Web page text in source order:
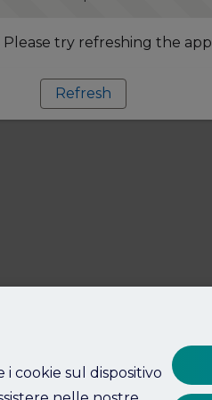
try refreshing the app
Refresh
cookie sul dispositivo